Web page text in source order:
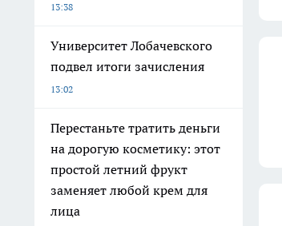
13:38
Университет Лобачевского
подвел итоги зачисления
13:02
Перестаньте тратить деньги
на дорогую косметику: этот
простой летний фрукт
заменяет любой крем для
лица